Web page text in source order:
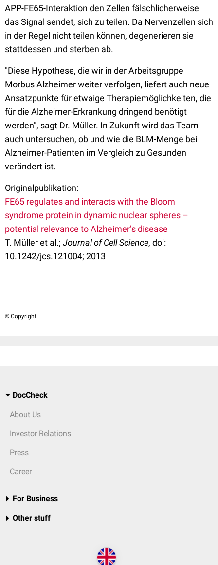
APP-FE65-Interaktion den Zellen fälschlicherweise
das Signal sendet, sich zu teilen. Da Nervenzellen sich
in der Regel nicht teilen können, degenerieren sie
stattdessen und sterben ab.
"Diese Hypothese, die wir in der Arbeitsgruppe
Morbus Alzheimer weiter verfolgen, liefert auch neue
Ansatzpunkte für etwaige Therapiemöglichkeiten, die
für die Alzheimer-Erkrankung dringend benötigt
werden", sagt Dr. Müller. In Zukunft wird das Team
auch untersuchen, ob und wie die BLM-Menge bei
Alzheimer-Patienten im Vergleich zu Gesunden
verändert ist.
Originalpublikation:
FE65 regulates and interacts with the Bloom
syndrome protein in dynamic nuclear spheres –
potential relevance to Alzheimer’s disease
T. Müller et al.; Journal of Cell Science, doi:
10.1242/jcs.121004; 2013
© Copyright
DocCheck
About Us
Investor Relations
Press
Career
For Business
Other stuff